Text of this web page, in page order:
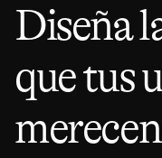
Diseña
que tus